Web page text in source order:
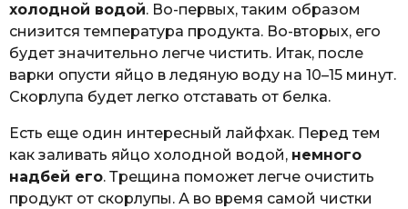
холодной водой. Во-первых, таким образом
снизится температура продукта. Во-вторых, его
будет значительно легче чистить. Итак, после
варки опусти яйцо в ледяную воду на 10–15 минут.
Скорлупа будет легко отставать от белка.
Есть еще один интересный лайфхак. Перед тем
как заливать яйцо холодной водой, немного
надбей его. Трещина поможет легче очистить
продукт от скорлупы. А во время самой чистки